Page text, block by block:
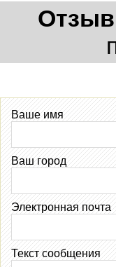
Ваше имя
Ваш город
Электронная почта
Текст сообщения